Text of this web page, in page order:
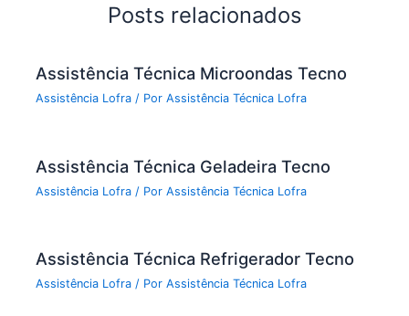
Posts relacionados
Assistência Técnica Microondas Tecno
Assistência Lofra / PorAssistência Técnica Lofra
Assistência Técnica Geladeira Tecno
Assistência Lofra / PorAssistência Técnica Lofra
Assistência Técnica Refrigerador Tecno
Assistência Lofra / PorAssistência Técnica Lofra